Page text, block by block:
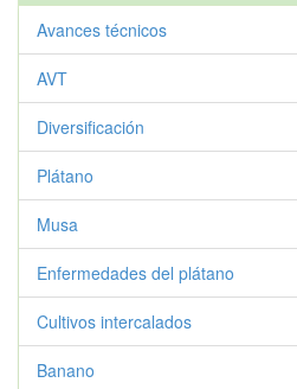
Avances técnicos
AVT
Diversificación
Plátano
Musa
Enfermedades del plátano
Cultivos intercalados
Banano